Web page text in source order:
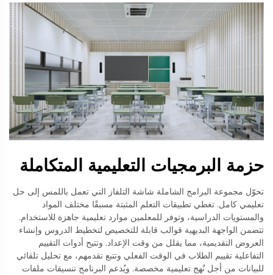
حزمة البرمجيات التعليمية المتكاملة
تحوّل مجموعة البرامج الشاملة شاشة التلفاز التي تعمل باللمس إلى حل
تعليمي كامل. تغطي تطبيقات التعلم المثبتة مسبقًا مختلف المواد
والمستويات الدراسية، وتوفر للمعلمين موارد تعليمية جاهزة للاستخدام.
تتضمن الواجهة البديهية قوالب قابلة للتخصيص لتخطيط الدروس وإنشاء
العروض التقديمية، مما يقلل من وقت الإعداد. وتتيح أدوات التقييم
التفاعلية تقييم الطلاب في الوقت الفعلي وتتبع تقدمهم، مع تحليل تلقائي
للبيانات من أجل نُهج تعليمية مخصصة. ويُدعم البرنامج تنسيقات ملفات